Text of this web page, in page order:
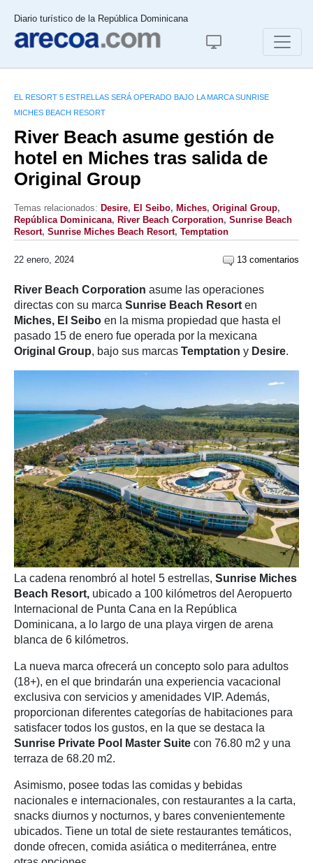
Diario turístico de la República Dominicana
EL RESORT 5 ESTRELLAS SERÁ OPERADO BAJO LA MARCA SUNRISE
MICHES BEACH RESORT
River Beach asume gestión de
hotel en Miches tras salida de
Original Group
Temas relacionados: Desire, El Seibo, Miches, Original Group,
República Dominicana, River Beach Corporation, Sunrise Beach
Resort, Sunrise Miches Beach Resort, Temptation
22 enero, 2024 13 comentarios
River Beach Corporation asume las operaciones
directas con su marca Sunrise Beach Resort en
Miches, El Seibo en la misma propiedad que hasta el
pasado 15 de enero fue operada por la mexicana
Original Group, bajo sus marcas Temptation y Desire.
La cadena renombró al hotel 5 estrellas, Sunrise Miches
Beach Resort, ubicado a 100 kilómetros del Aeropuerto
Internacional de Punta Cana en la República
Dominicana, a lo largo de una playa virgen de arena
blanca de 6 kilómetros.
La nueva marca ofrecerá un concepto solo para adultos
(18+), en el que brindarán una experiencia vacacional
exclusiva con servicios y amenidades VIP. Además,
proporcionan diferentes categorías de habitaciones para
satisfacer todos los gustos, en la que se destaca la
Sunrise Private Pool Master Suite con 76.80 m2 y una
terraza de 68.20 m2.
Asimismo, posee todas las comidas y bebidas
nacionales e internacionales, con restaurantes a la carta,
snacks diurnos y nocturnos, y bares convenientemente
ubicados. Tiene un total de siete restaurantes temáticos,
donde ofrecen, comida asiática o mediterránea, entre